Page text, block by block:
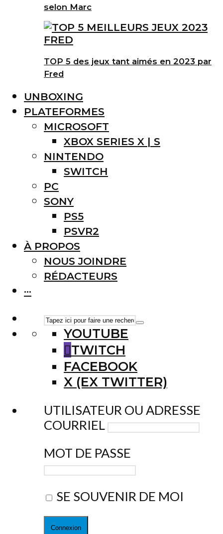
selon Marc
TOP 5 des jeux tant aimés en 2023 par
Fred
UNBOXING
PLATEFORMES
MICROSOFT
XBOX SERIES X | S
NINTENDO
SWITCH
PC
SONY
PS5
PSVR2
À PROPOS
NOUS JOINDRE
RÉDACTEURS
···
YOUTUBE
TWITCH
FACEBOOK
X (EX TWITTER)
UTILISATEUR OU ADRESSE
COURRIEL
MOT DE PASSE
SE SOUVENIR DE MOI